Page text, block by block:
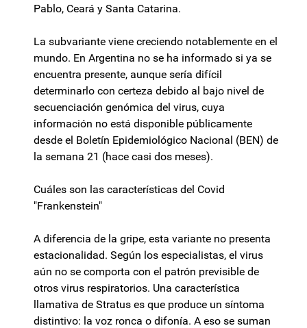
Pablo, Ceará y Santa Catarina.
La subvariante viene creciendo notablemente en el
mundo. En Argentina no se ha informado si ya se
encuentra presente, aunque sería difícil
determinarlo con certeza debido al bajo nivel de
secuenciación genómica del virus, cuya
información no está disponible públicamente
desde el Boletín Epidemiológico Nacional (BEN) de
la semana 21 (hace casi dos meses).
Cuáles son las características del Covid
"Frankenstein"
A diferencia de la gripe, esta variante no presenta
estacionalidad. Según los especialistas, el virus
aún no se comporta con el patrón previsible de
otros virus respiratorios. Una característica
llamativa de Stratus es que produce un síntoma
distintivo: la voz ronca o difonía. A eso se suman